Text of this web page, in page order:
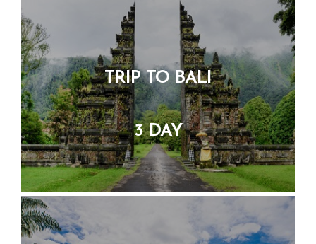
TRIP TO BALI
3 DAY
PAKET LIBURAN KE